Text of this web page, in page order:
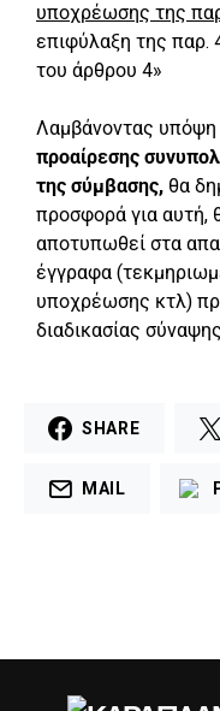
υποχρέωσης της
επιφύλαξη της παρ.
του άρθρου 4»
Λαμβάνοντας
προαίρεσης
της σύμβασης, θα
προσφορά για αυτή,
αποτυπωθεί στα
έγγραφα
υποχρέωσης κτλ)
διαδικασίας
SHARE
MAIL